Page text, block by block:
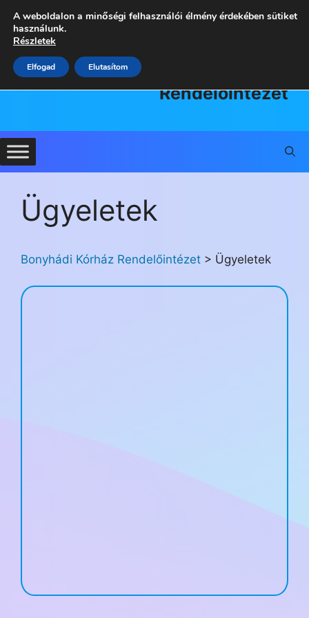
tartalomba
Rendelőintézet
Ügyeletek
Bonyhádi Kórház Rendelőintézet > Ügyeletek
A weboldalon a minőségi felhasználói élmény érdekében sütiket
használunk.
Részletek
Elfogad Elutasítom